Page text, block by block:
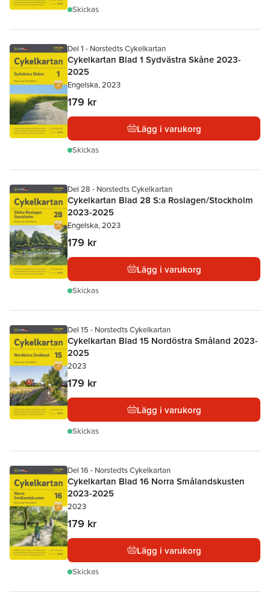
Skickas
Del 1 - Norstedts Cykelkartan
Cykelkartan Blad 1 Sydvästra Skåne 2023-
2025
Engelska, 2023
179 kr
Lägg i varukorg
Skickas
Del 28 - Norstedts Cykelkartan
Cykelkartan Blad 28 S:a Roslagen/Stockholm
2023-2025
Engelska, 2023
179 kr
Lägg i varukorg
Skickas
Del 15 - Norstedts Cykelkartan
Cykelkartan Blad 15 Nordöstra Småland 2023-
2025
2023
179 kr
Lägg i varukorg
Skickas
Del 16 - Norstedts Cykelkartan
Cykelkartan Blad 16 Norra Smålandskusten
2023-2025
2023
179 kr
Lägg i varukorg
Skickas